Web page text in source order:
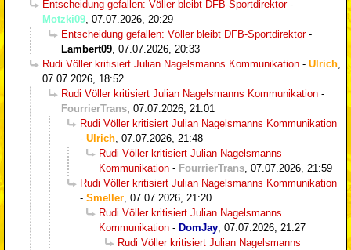
Entscheidung gefallen: Völler bleibt DFB-Sportdirektor-
Motzki09, 07.07.2026, 20:29
Entscheidung gefallen: Völler bleibt DFB-Sportdirektor-
Lambert09, 07.07.2026, 20:33
Rudi Völler kritisiert Julian Nagelsmanns Kommunikation - Ulrich,
07.07.2026, 18:52
Rudi Völler kritisiert Julian Nagelsmanns Kommunikation -
FourrierTrans, 07.07.2026, 21:01
Rudi Völler kritisiert Julian Nagelsmanns Kommunikation
- Ulrich, 07.07.2026, 21:48
Rudi Völler kritisiert Julian Nagelsmanns
Kommunikation - FourrierTrans, 07.07.2026, 21:59
Rudi Völler kritisiert Julian Nagelsmanns Kommunikation
- Smeller, 07.07.2026, 21:20
Rudi Völler kritisiert Julian Nagelsmanns
Kommunikation - DomJay, 07.07.2026, 21:27
Rudi Völler kritisiert Julian Nagelsmanns